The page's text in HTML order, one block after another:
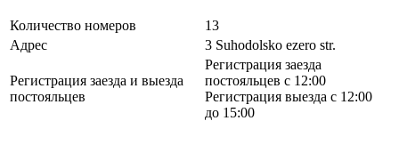
Количество номеров
13
Адрес
3 Suhodolsko ezero str.
Регистрация заезда и выезда
постояльцев
Регистрация заезда
постояльцев с 12:00
Регистрация выезда с 12:00
до 15:00